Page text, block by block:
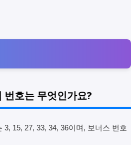
번호는 무엇인가요?
3, 15, 27, 33, 34, 36이며, 보너스 번호